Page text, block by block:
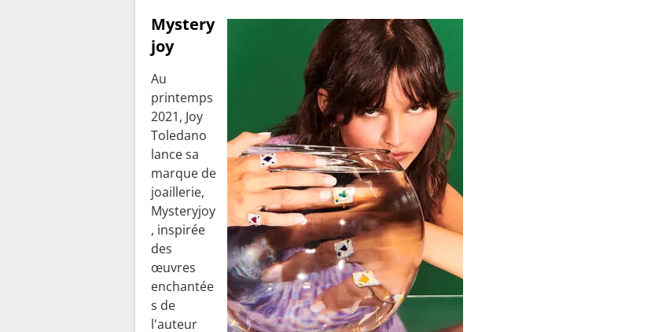
Mystery
joy
Au
printemps
2021, Joy
Toledano
lance sa
marque de
joaillerie,
Mysteryjoy
, inspirée
des
œuvres
enchantée
s de
l'auteur